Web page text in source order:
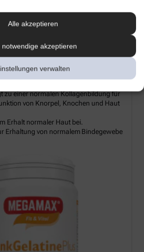
Alle akzeptieren
notwendige akzeptieren
verwalten
je 10 g Pulver in Wasser ein – für einen
unkompliziert und flexibel in den
Aussagen gemäß
zu einer normalen Kollagenbildung für
von Knorpel, Knochen und Haut
Erhalt normaler Haut bei.
Erhaltung von normalem Bindegewebe